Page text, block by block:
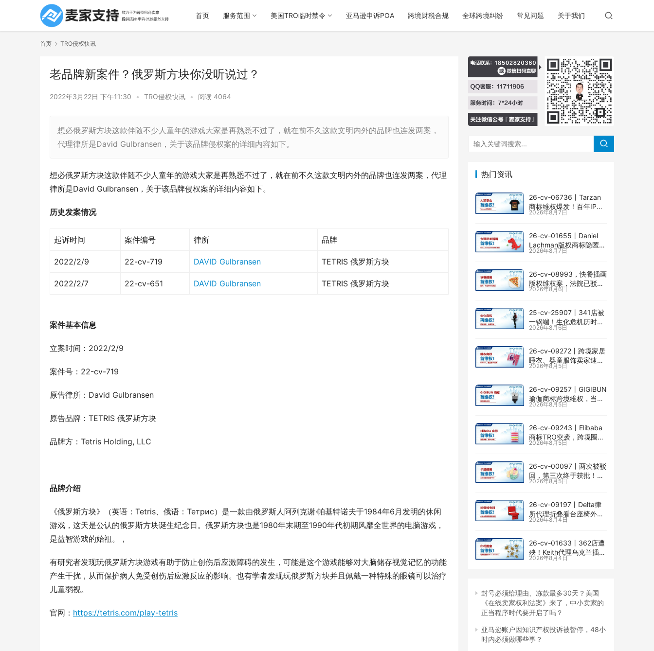
首页 服务范围 美国TRO临时禁令 亚马逊申诉POA 跨境财税合规 全球跨境纠纷 常见问题 关于我们
首页 TRO侵权快讯
老品牌新案件？俄罗斯方块你没听说过？
2022年3月22日 下午11:30 • TRO侵权快讯 • 阅读 4064
想必俄罗斯方块这款伴随不少人童年的游戏大家是再熟悉不过了，就在前不久这款文明内外的品牌也连发两案，
代理律所是David Gulbransen，关于该品牌侵权案的详细内容如下。
想必俄罗斯方块这款伴随不少人童年的游戏大家是再熟悉不过了，就在前不久这款文明内外的品牌也连发两案，代理
律所是David Gulbransen，关于该品牌侵权案的详细内容如下。
历史发案情况
起诉时间 案件编号 律所 品牌
2022/2/9 22-cv-719 DAVID Gulbransen TETRIS 俄罗斯方块
2022/2/7 22-cv-651 DAVID Gulbransen TETRIS 俄罗斯方块
案件基本信息
立案时间：2022/2/9
案件号：22-cv-719
原告律所：David Gulbransen
原告品牌：TETRIS 俄罗斯方块
品牌方：Tetris Holding, LLC
品牌介绍
《俄罗斯方块》（英语：Tetris、俄语：Тетрис）是一款由俄罗斯人阿列克谢·帕基特诺夫于1984年6月发明的休闲
游戏，这天是公认的俄罗斯方块诞生纪念日。俄罗斯方块也是1980年末期至1990年代初期风靡全世界的电脑游戏，
是益智游戏的始祖。，
有研究者发现玩俄罗斯方块游戏有助于防止创伤后应激障碍的发生，可能是这个游戏能够对大脑储存视觉记忆的功能
产生干扰，从而保护病人免受创伤后应激反应的影响。也有学者发现玩俄罗斯方块并且佩戴一种特殊的眼镜可以治疗
儿童弱视。
官网： https://tetris.com/play-tetris
热门资讯
26-cv-06736㇑Tarzan
商标维权爆发！百年IP下
场TRO横扫多个类目
2026年8月7日
26-cv-01655㇑Daniel
Lachman版权商标隐匿维
权，I am… unstoppable
2026年8月7日
26-cv-08993，快餐插画
版权维权案，法院已驳回
批量合并，剩余商家不要
2026年8月6日
25-cv-25907㇑341店被
一锅端！生化危机历时半
年TRO传票已发，8月24
2026年8月6日
26-cv-09272㇑跨境家居
睡衣、婴童服饰卖家速自
查CENLYE商标滥用情况
2026年8月5日
26-cv-09257㇑GIGIBUN
瑜伽商标跨境维权，当心
TRO冻结风险
2026年8月5日
26-cv-09243㇑Elibaba
商标TRO突袭，跨境圈内
卷持续升级
2026年8月5日
26-cv-00097㇑两次被驳
回，第三次终于获批！几
乎被遗忘的Senay
全面来袭
2026年8月5日
26-cv-09197㇑Delta律
所代理折叠看台座椅外观
专利维权，11个亚马逊卖
2026年8月4日
26-cv-01633㇑362店遭
殃！Keith代理乌克兰插画
师Elvira Safiullina四款版
2026年8月4日
封号必须给理由、冻款最多30天？美国
《在线卖家权利法案》来了，中小卖家的
正当程序时代要开启了吗？
亚马逊账户因知识产权投诉被暂停，48小
时内必须做哪些事？